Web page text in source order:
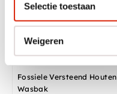
Selectie toestaan
Weigeren
Fossiele Versteend Houten
Wasbak